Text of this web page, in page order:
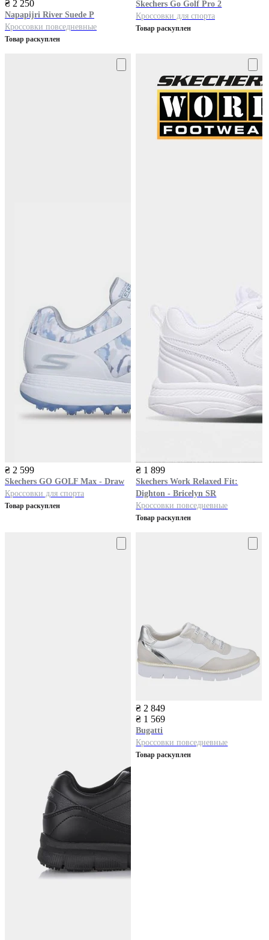
₴ 2 250
Napapijri River Suede P
Кроссовки повседневные
Товар раскуплен
Skechers Go Golf Pro 2
Кроссовки для спорта
Товар раскуплен
₴ 2 599
Skechers GO GOLF Max - Draw
Кроссовки для спорта
Товар раскуплен
₴ 1 899
Skechers Work Relaxed Fit:
Dighton - Bricelyn SR
Кроссовки повседневные
Товар раскуплен
₴ 2 849
₴ 1 569
Bugatti
Кроссовки повседневные
Товар раскуплен